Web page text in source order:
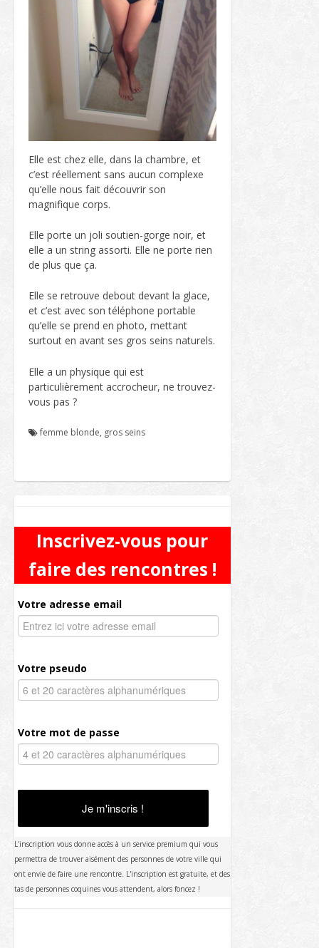
Elle est chez elle, dans la chambre, et
c’est réellement sans aucun complexe
qu’elle nous fait découvrir son
magnifique corps.
Elle porte un joli soutien-gorge noir, et
elle a un string assorti. Elle ne porte rien
de plus que ça.
Elle se retrouve debout devant la glace,
et c’est avec son téléphone portable
qu’elle se prend en photo, mettant
surtout en avant ses gros seins naturels.
Elle a un physique qui est
particulièrement accrocheur, ne trouvez-
vous pas ?
femme blonde, gros seins
Inscrivez-vous pour
faire des rencontres !
Votre adresse email
Votre pseudo
Votre mot de passe
Je m'inscris !
L'inscription vous donne accès à un service premium qui vous
permettra de trouver aisément des personnes de votre ville qui
ont envie de faire une rencontre. L'inscription est gratuite, et des
tas de personnes coquines vous attendent, alors foncez !